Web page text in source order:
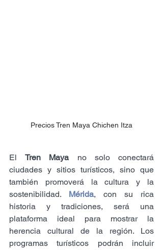
Precios Tren Maya Chichen Itza
El Tren Maya no solo conectará
ciudades y sitios turísticos, sino que
también promoverá la cultura y la
sostenibilidad. Mérida, con su rica
historia y tradiciones, será una
plataforma ideal para mostrar la
herencia cultural de la región. Los
programas turísticos podrán incluir